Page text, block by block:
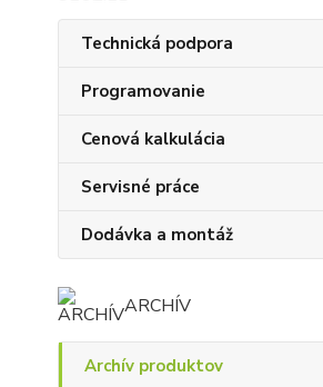
Technická podpora
Programovanie
Cenová kalkulácia
Servisné práce
Dodávka a montáž
ARCHÍV
Archív produktov